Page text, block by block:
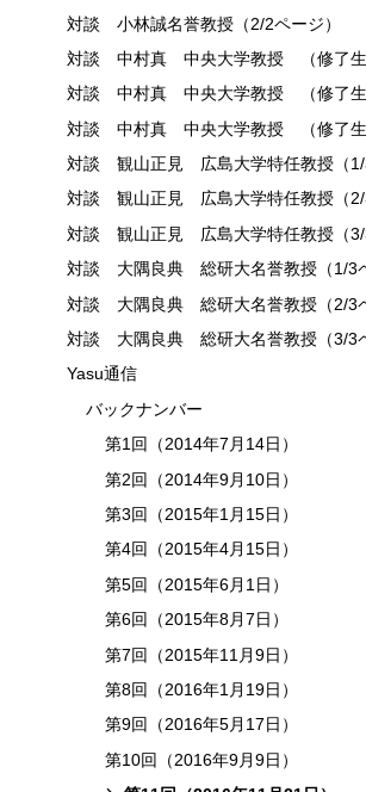
対談 小林誠名誉教授（2/2ページ）
対談 中村真 中央大学教授 （修了生
対談 中村真 中央大学教授 （修了生
対談 中村真 中央大学教授 （修了生
対談 観山正見 広島大学特任教授（1/
対談 観山正見 広島大学特任教授（2/
対談 観山正見 広島大学特任教授（3/
対談 大隅良典 総研大名誉教授（1/3
対談 大隅良典 総研大名誉教授（2/3
対談 大隅良典 総研大名誉教授（3/3
Yasu通信
バックナンバー
第1回（2014年7月14日）
第2回（2014年9月10日）
第3回（2015年1月15日）
第4回（2015年4月15日）
第5回（2015年6月1日）
第6回（2015年8月7日）
第7回（2015年11月9日）
第8回（2016年1月19日）
第9回（2016年5月17日）
第10回（2016年9月9日）